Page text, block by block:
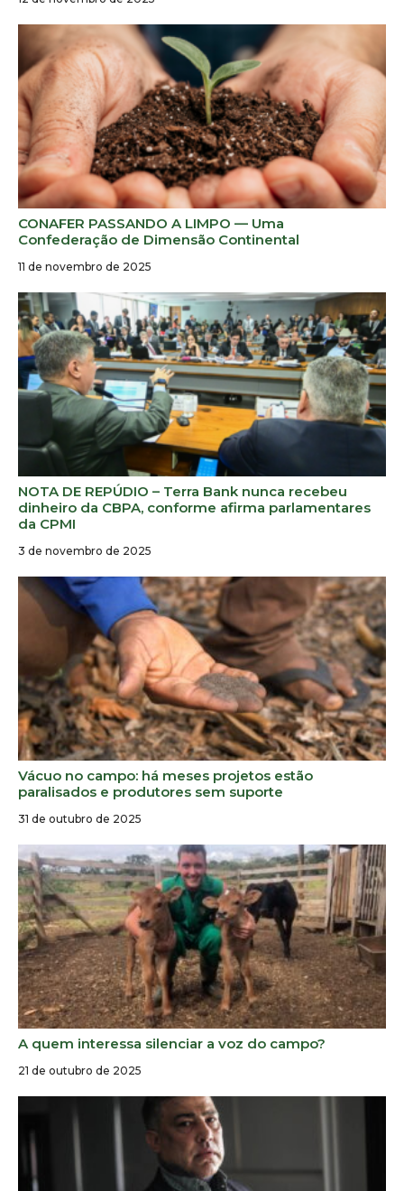
CONAFER PASSANDO A LIMPO — Uma
Confederação de Dimensão Continental
11 de novembro de 2025
NOTA DE REPÚDIO – Terra Bank nunca recebeu
dinheiro da CBPA, conforme afirma parlamentares
da CPMI
3 de novembro de 2025
Vácuo no campo: há meses projetos estão
paralisados e produtores sem suporte
31 de outubro de 2025
A quem interessa silenciar a voz do campo?
21 de outubro de 2025